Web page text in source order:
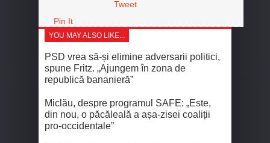
Tweet
Pin It
YOU MAY ALSO LIKE...
PSD vrea să-și elimine adversarii politici,
spune Fritz. „Ajungem în zona de
republică bananieră”
Miclău, despre programul SAFE: „Este,
din nou, o păcăleală a așa-zisei coaliții
pro-occidentale”